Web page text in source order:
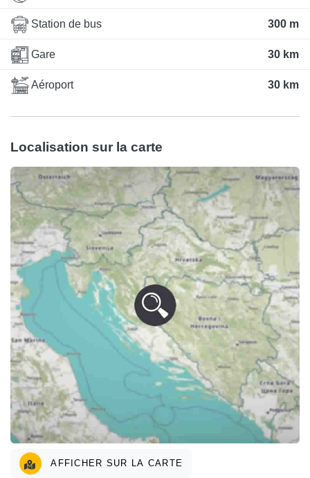
Station de bus 300 m
Gare 30 km
Aéroport 30 km
Localisation sur la carte
AFFICHER SUR LA CARTE